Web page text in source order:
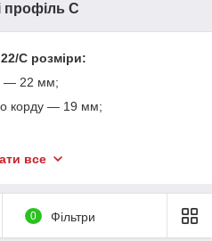
профіль С
22/C розміри:
— 22 мм;
корду — 19 мм;
все
0 Фільтри